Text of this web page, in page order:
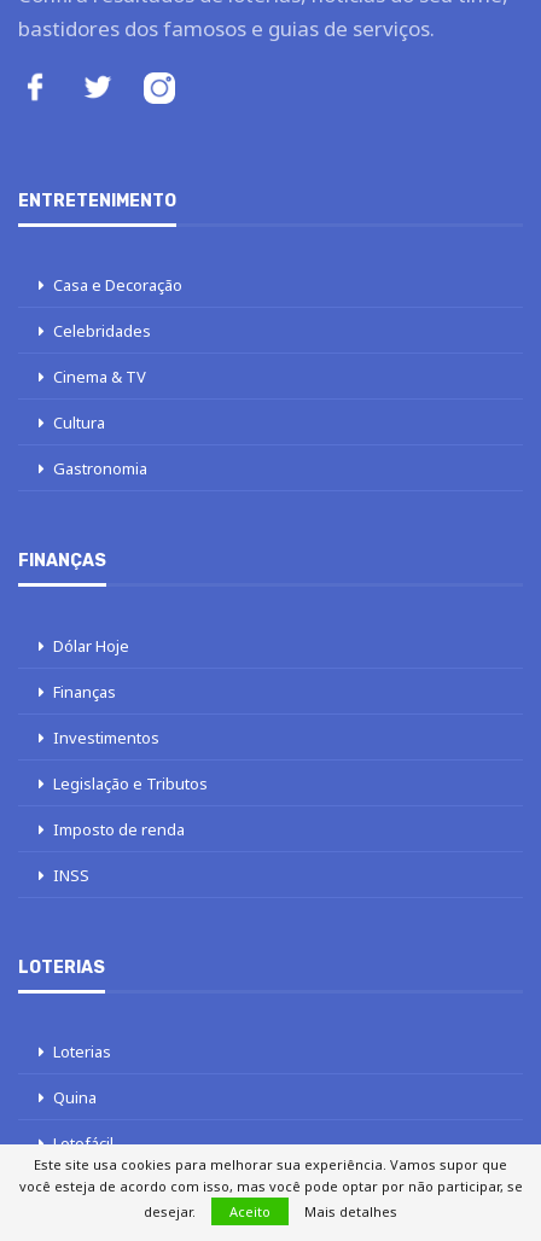
bastidores dos famosos e guias de serviços.
ENTRETENIMENTO
Casa e Decoração
Celebridades
Cinema & TV
Cultura
Gastronomia
FINANÇAS
Dólar Hoje
Finanças
Investimentos
Legislação e Tributos
Imposto de renda
INSS
LOTERIAS
Loterias
Quina
Lotofácil
Mega-Sena
Este site usa cookies para melhorar sua experiência. Vamos supor que
você esteja de acordo com isso, mas você pode optar por não participar, se
desejar.
Aceito Mais detalhes